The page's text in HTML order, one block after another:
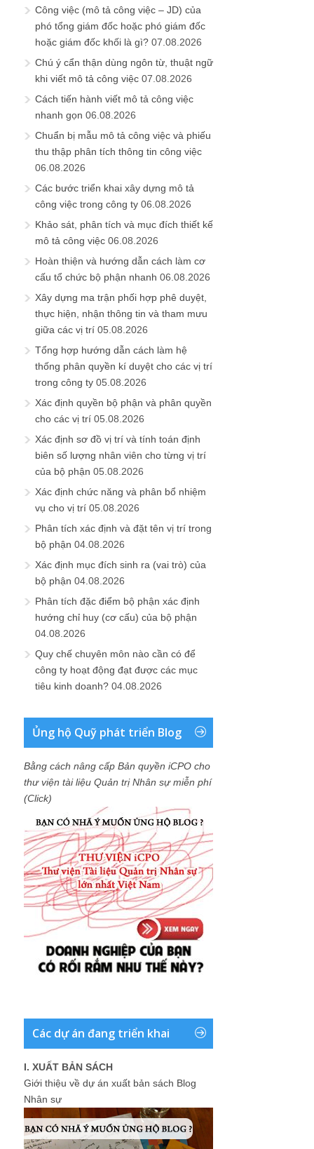
Công việc (mô tả công việc – JD) của
phó tổng giám đốc hoặc phó giám đốc
hoặc giám đốc khối là gì? 07.08.2026
Chú ý cẩn thận dùng ngôn từ, thuật ngữ
khi viết mô tả công việc 07.08.2026
Cách tiến hành viết mô tả công việc
nhanh gọn 06.08.2026
Chuẩn bị mẫu mô tả công việc và phiếu
thu thập phân tích thông tin công việc
06.08.2026
Các bước triển khai xây dựng mô tả
công việc trong công ty 06.08.2026
Khảo sát, phân tích và mục đích thiết kế
mô tả công việc 06.08.2026
Hoàn thiện và hướng dẫn cách làm cơ
cấu tổ chức bộ phận nhanh 06.08.2026
Xây dựng ma trận phối hợp phê duyệt,
thực hiện, nhận thông tin và tham mưu
giữa các vị trí 05.08.2026
Tổng hợp hướng dẫn cách làm hệ
thống phân quyền kí duyệt cho các vị trí
trong công ty 05.08.2026
Xác định quyền bộ phận và phân quyền
cho các vị trí 05.08.2026
Xác định sơ đồ vị trí và tính toán định
biên số lượng nhân viên cho từng vị trí
của bộ phận 05.08.2026
Xác định chức năng và phân bổ nhiệm
vụ cho vị trí 05.08.2026
Phân tích xác định và đặt tên vị trí trong
bộ phận 04.08.2026
Xác định mục đích sinh ra (vai trò) của
bộ phận 04.08.2026
Phân tích đặc điểm bộ phận xác định
hướng chỉ huy (cơ cấu) của bộ phận
04.08.2026
Quy chế chuyên môn nào cần có để
công ty hoạt động đạt được các mục
tiêu kinh doanh? 04.08.2026
Ủng hộ Quỹ phát triển Blog
Bằng cách nâng cấp Bản quyền iCPO cho
thư viện tài liệu Quản trị Nhân sự miễn phí
(Click)
Các dự án đang triển khai
I. XUẤT BẢN SÁCH
Giới thiệu về dự án xuất bản sách Blog
Nhân sự